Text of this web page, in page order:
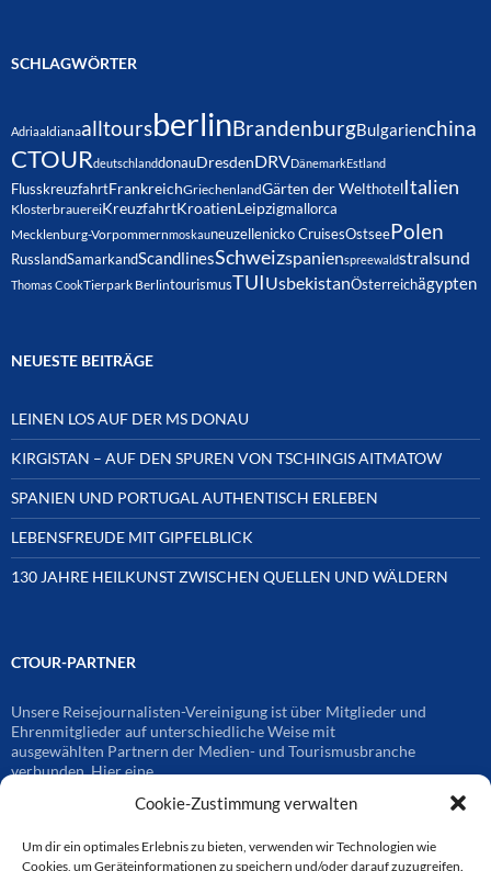
Cookie-Zustimmung verwalten
Um dir ein optimales Erlebnis zu bieten, verwenden wir Technologien wie
Cookies, um Geräteinformationen zu speichern und/oder darauf zuzugreifen.
SCHLAGWÖRTER
AdriaaldianaalltoursberlinBrandenburgBulgarienchina
CTOURdeutschlanddonauDresdenDRVDänemarkEstland
FlusskreuzfahrtFrankreichGriechenlandGärten der Welthotel Italien
KlosterbrauereiKreuzfahrtKroatienLeipzigmallorca
Mecklenburg-Vorpommernmoskauneuzellenicko CruisesOstseePolen
RusslandSamarkandScandlinesSchweizspanienspreewaldstralsund
Thomas CookTierpark BerlintourismusTUIUsbekistanÖsterreichägypten
NEUESTE BEITRÄGE
LEINEN LOS AUF DER MS DONAU
KIRGISTAN – AUF DEN SPUREN VON TSCHINGIS AITMATOW
SPANIEN UND PORTUGAL AUTHENTISCH ERLEBEN
LEBENSFREUDE MIT GIPFELBLICK
130 JAHRE HEILKUNST ZWISCHEN QUELLEN UND WÄLDERN
CTOUR-PARTNER
Unsere Reisejournalisten-Vereinigung ist über Mitglieder und
Ehrenmitglieder auf unterschiedliche Weise mit
ausgewählten Partnern der Medien- und Tourismusbranche
verbunden. Hier eine
CTOUR